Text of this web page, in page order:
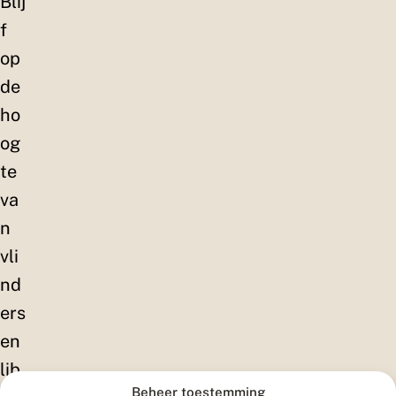
Beheer toestemming
f
op
de
ho
og
te
va
n
vli
nd
ers
en
lib